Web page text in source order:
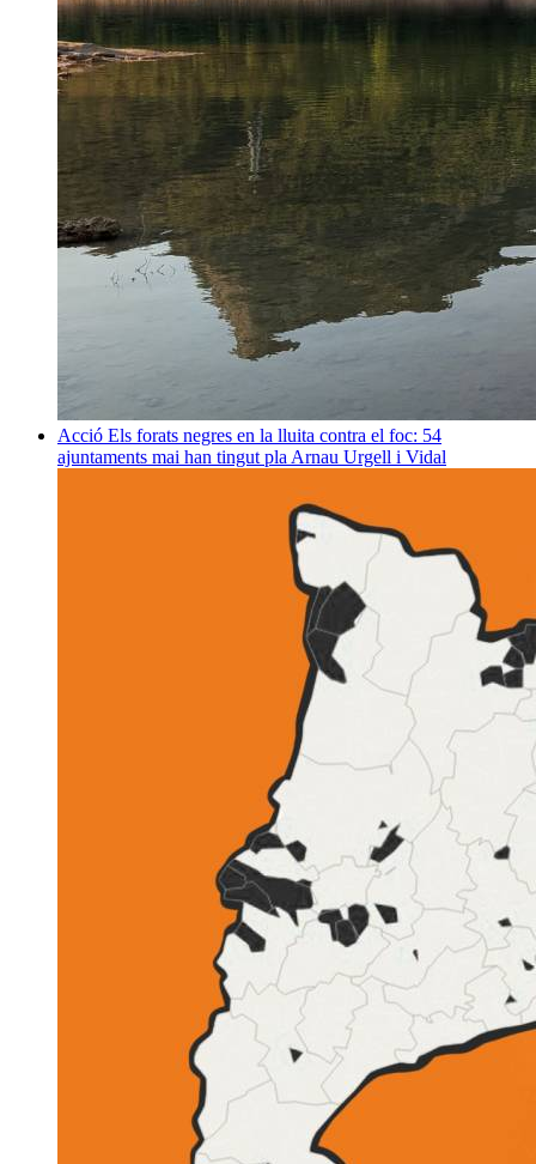
Acció Els forats negres en la lluita contra el foc: 54
ajuntaments mai han tingut pla Arnau Urgell i Vidal